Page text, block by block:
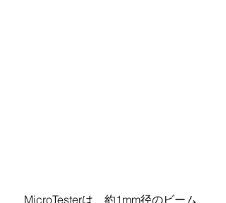
MicroTesterは、約1mm径のビーム